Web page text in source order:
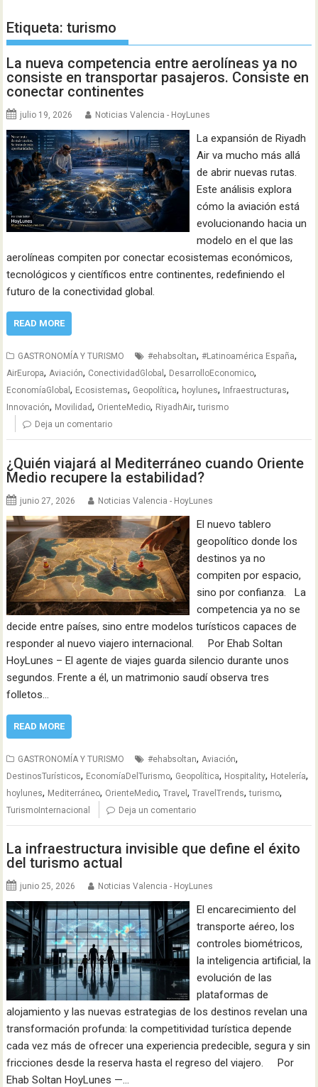
Etiqueta:turismo
La nueva competencia entre aerolíneas ya no
consiste en transportar pasajeros. Consiste en
conectar continentes
julio 19, 2026 Noticias Valencia - HoyLunes
La expansión de Riyadh
Air va mucho más allá
de abrir nuevas rutas.
Este análisis explora
cómo la aviación está
evolucionando hacia un
modelo en el que las
aerolíneas compiten por conectar ecosistemas económicos,
tecnológicos y científicos entre continentes, redefiniendo el
futuro de la conectividad global.
READ MORE
GASTRONOMÍA Y TURISMO #ehabsoltan,#Latinoamérica España,
AirEuropa,Aviación, ConectividadGlobal, DesarrolloEconomico,
EconomíaGlobal, Ecosistemas, Geopolítica, hoylunes, Infraestructuras,
Innovación, Movilidad, OrienteMedio, RiyadhAir,turismo
Deja un comentario
¿Quién viajará al Mediterráneo cuando Oriente
Medio recupere la estabilidad?
junio 27, 2026 Noticias Valencia - HoyLunes
El nuevo tablero
geopolítico donde los
destinos ya no
compiten por espacio,
sino por confianza. La
competencia ya no se
decide entre países, sino entre modelos turísticos capaces de
responder al nuevo viajero internacional. Por Ehab Soltan
HoyLunes – El agente de viajes guarda silencio durante unos
segundos. Frente a él, un matrimonio saudí observa tres
folletos…
READ MORE
GASTRONOMÍA Y TURISMO #ehabsoltan, Aviación,
DestinosTurísticos, EconomíaDelTurismo, Geopolítica, Hospitality, Hotelería,
hoylunes, Mediterráneo, OrienteMedio,Travel,TravelTrends,turismo,
TurismoInternacional Deja un comentario
La infraestructura invisible que define el éxito
del turismo actual
junio 25, 2026 Noticias Valencia - HoyLunes
El encarecimiento del
transporte aéreo, los
controles biométricos,
la inteligencia artificial, la
evolución de las
plataformas de
alojamiento y las nuevas estrategias de los destinos revelan una
transformación profunda: la competitividad turística depende
cada vez más de ofrecer una experiencia predecible, segura y sin
fricciones desde la reserva hasta el regreso del viajero. Por
Ehab Soltan HoyLunes —…